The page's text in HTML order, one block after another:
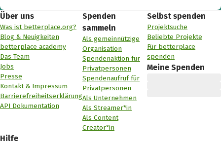
Über uns
Was ist betterplace.org?
Blog & Neuigkeiten
betterplace academy
Das Team
Jobs
Presse
Kontakt & Impressum
Barrierefreiheitserklärung
API Dokumentation
Spenden
sammeln
Als gemeinnützige
Organisation
Spendenaktion für
Privatpersonen
Spendenaufruf für
Privatpersonen
Als Unternehmen
Als Streamer*in
Als Content
Creator*in
Selbst spenden
Projektsuche
Beliebte Projekte
Für betterplace
spenden
Meine Spenden
Hilfe